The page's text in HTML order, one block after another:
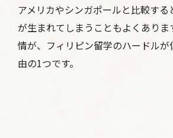
アメリカやシンガポールと比較する
が生まれてしまうこともよくありま
情が、フィリピン留学のハードル
由の1つです。